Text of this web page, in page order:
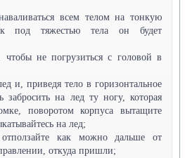
всем телом на тонкую
под тяжестью тела он будет
чтобы не погрузиться с головой в
и, приведя тело в горизонтальное
забросить на лед ту ногу, которая
поворотом корпуса вытащите
на лед;
как можно дальше от
откуда пришли;